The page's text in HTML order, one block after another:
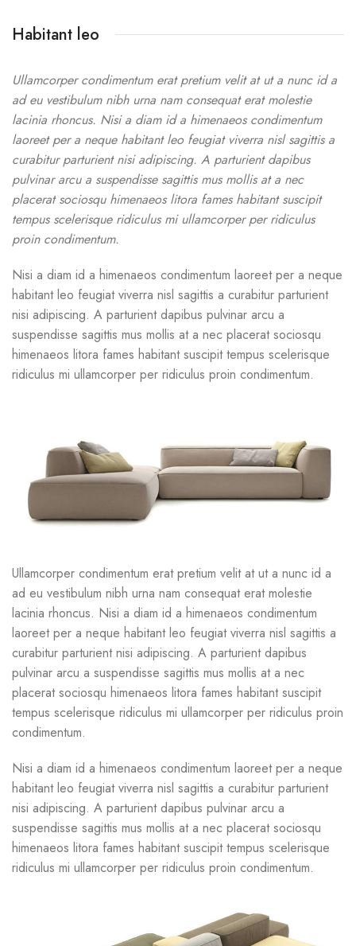
Habitant leo
Ullamcorper condimentum erat pretium velit at ut a nunc id a
ad eu vestibulum nibh urna nam consequat erat molestie
lacinia rhoncus. Nisi a diam id a himenaeos condimentum
laoreet per a neque habitant leo feugiat viverra nisl sagittis a
curabitur parturient nisi adipiscing. A parturient dapibus
pulvinar arcu a suspendisse sagittis mus mollis at a nec
placerat sociosqu himenaeos litora fames habitant suscipit
tempus scelerisque ridiculus mi ullamcorper per ridiculus
proin condimentum.
Nisi a diam id a himenaeos condimentum laoreet per a neque
habitant leo feugiat viverra nisl sagittis a curabitur parturient
nisi adipiscing. A parturient dapibus pulvinar arcu a
suspendisse sagittis mus mollis at a nec placerat sociosqu
himenaeos litora fames habitant suscipit tempus scelerisque
ridiculus mi ullamcorper per ridiculus proin condimentum.
Ullamcorper condimentum erat pretium velit at ut a nunc id a
ad eu vestibulum nibh urna nam consequat erat molestie
lacinia rhoncus. Nisi a diam id a himenaeos condimentum
laoreet per a neque habitant leo feugiat viverra nisl sagittis a
curabitur parturient nisi adipiscing. A parturient dapibus
pulvinar arcu a suspendisse sagittis mus mollis at a nec
placerat sociosqu himenaeos litora fames habitant suscipit
tempus scelerisque ridiculus mi ullamcorper per ridiculus proin
condimentum.
Nisi a diam id a himenaeos condimentum laoreet per a neque
habitant leo feugiat viverra nisl sagittis a curabitur parturient
nisi adipiscing. A parturient dapibus pulvinar arcu a
suspendisse sagittis mus mollis at a nec placerat sociosqu
himenaeos litora fames habitant suscipit tempus scelerisque
ridiculus mi ullamcorper per ridiculus proin condimentum.